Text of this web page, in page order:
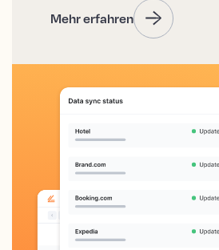
Mehr erfahren